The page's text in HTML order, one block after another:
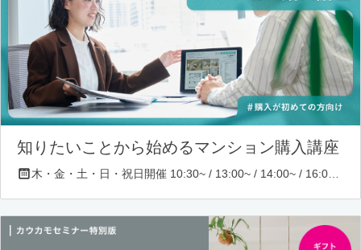
知りたいことから始めるマンション購入講座